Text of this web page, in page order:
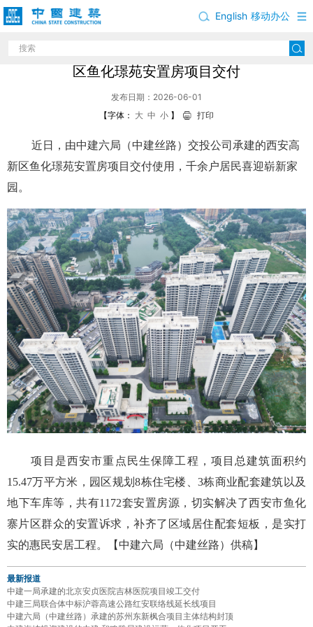
移动办公
English
中建六局（中建丝路）交投公司承建的西安高新
区鱼化璟苑安置房项目交付
发布日期：2026-06-01
【字体： 大 中 小 】 打印
近日，由中建六局（中建丝路）交投公司承建的西安高
新区鱼化璟苑安置房项目交付使用，千余户居民喜迎崭新家
园。
项目是西安市重点民生保障工程，项目总建筑面积约
15.47万平方米，园区规划8栋住宅楼、3栋商业配套建筑以及
地下车库等，共有1172套安置房源，切实解决了西安市鱼化
寨片区群众的安置诉求，补齐了区域居住配套短板，是实打
实的惠民安居工程。【中建六局（中建丝路）供稿】
最新报道
中建一局承建的北京安贞医院吉林医院项目竣工交付
中建三局联合体中标沪蓉高速公路红安联络线延长线项目
中建六局（中建丝路）承建的苏州东新枫合项目主体结构封顶